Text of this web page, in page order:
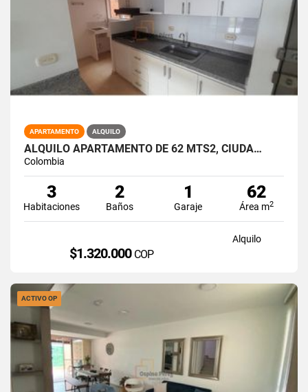
APARTAMENTO ALQUILO
ALQUILO APARTAMENTO DE 62 MTS2, CIUDA…
Colombia
3
Habitaciones
2
Baños
1
Garaje
62
Área m2
Alquilo
$1.320.000 COP
ACTIVO OP